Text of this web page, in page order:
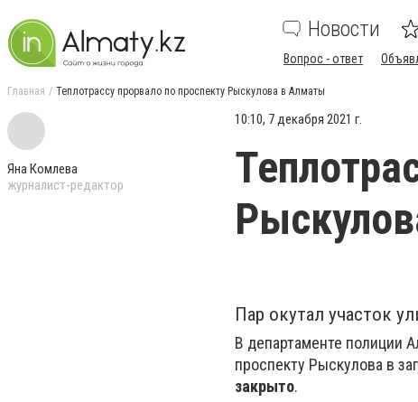
Новости
Вопрос - ответ
Главная Теплотрассу прорвало по проспекту Рыскулова в Алматы
Яна Комлева
журналист-редактор
10:10, 7 декабря 2021 г.
Пар окутал участок
В департаменте полиции
проспекту Рыскулова в
закрыто.